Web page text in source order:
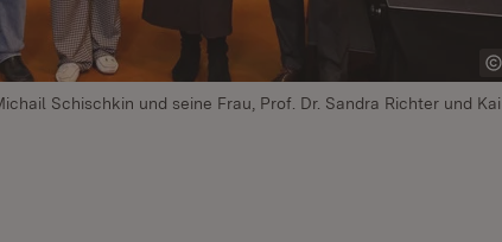
Schischkin und seine Frau, Prof. Dr. Sandra Richter und Kai